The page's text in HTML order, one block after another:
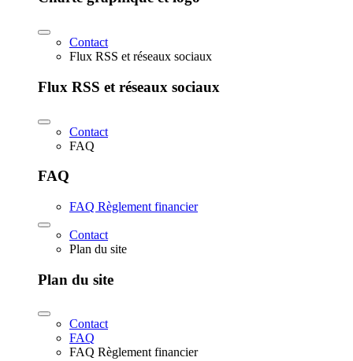
Contact
Flux RSS et réseaux sociaux
Flux RSS et réseaux sociaux
Contact
FAQ
FAQ
FAQ Règlement financier
Contact
Plan du site
Plan du site
Contact
FAQ
FAQ Règlement financier